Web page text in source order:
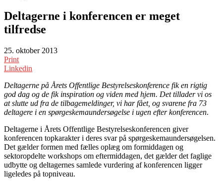
Deltagerne i konferencen er meget
tilfredse
25. oktober 2013
Print
Linkedin
Deltagerne på Årets Offentlige Bestyrelseskonference fik en rigtig
god dag og de fik inspiration og viden med hjem. Det tillader vi os
at slutte ud fra de tilbagemeldinger, vi har fået, og svarene fra 73
deltagere i en spørgeskemaundersøgelse i ugen efter konferencen.
Deltagerne i Årets Offentlige Bestyrelseskonferencen giver
konferencen topkarakter i deres svar på spørgeskemaundersøgelsen.
Det gælder formen med fælles oplæg om formiddagen og
sektoropdelte workshops om eftermiddagen, det gælder det faglige
udbytte og deltagernes samlede vurdering af konferencen ligger
ligeledes på topniveau.